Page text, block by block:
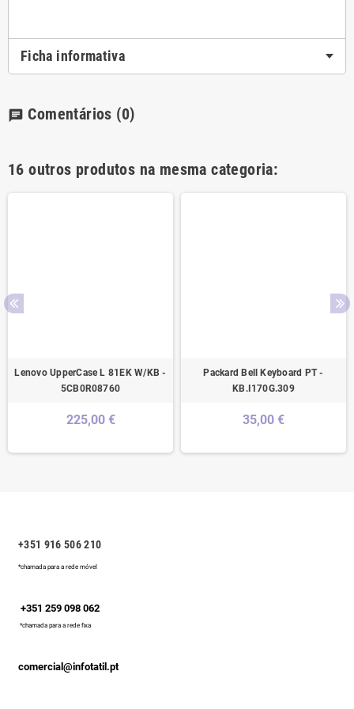
Ficha informativa
chat Comentários (0)
16 outros produtos na mesma categoria:
Lenovo UpperCase L 81EK W/KB -
5CB0R08760
225,00 €
Packard Bell Keyboard PT -
KB.I170G.309
35,00 €
+351 916 506 210
*chamada para a rede móvel
+351 259 098 062
*chamada para a rede fixa
comercial@infotatil.pt